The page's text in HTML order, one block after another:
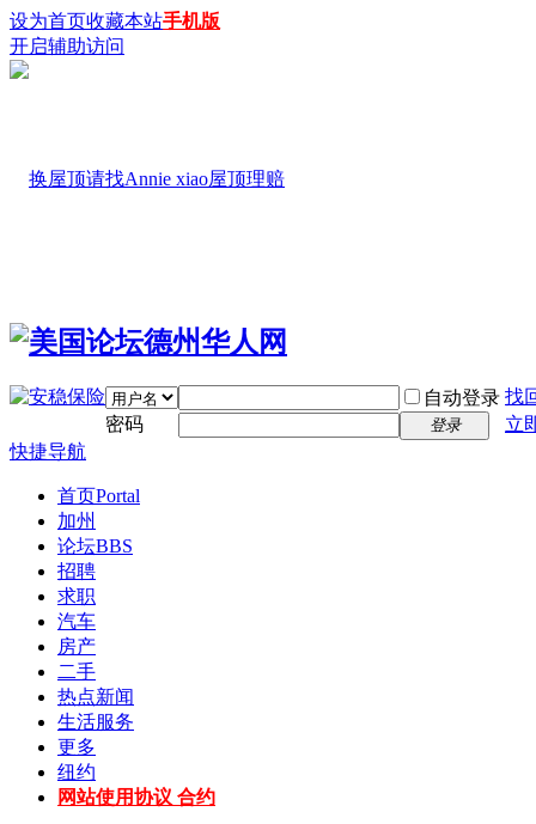
设为首页收藏本站手机版
开启辅助访问
自动登录 找
密码
登录
立
快捷导航
首页Portal
加州
论坛BBS
招聘
求职
汽车
房产
二手
热点新闻
生活服务
更多
纽约
网站使用协议 合约